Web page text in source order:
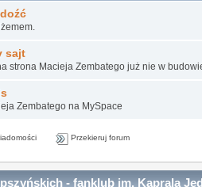
sajt
strona Macieja Zembatego już nie w
Zembatego na MySpace
Przekieruj forum
- fanklub im. Kaprala